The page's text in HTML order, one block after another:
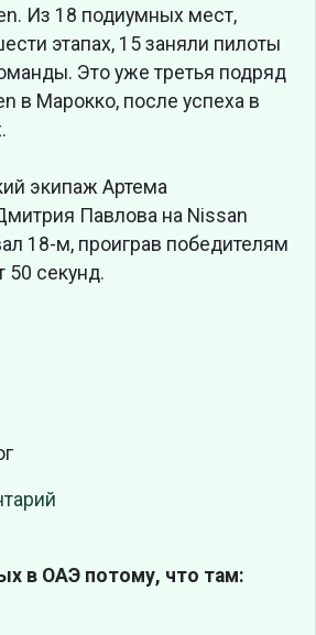
Из 18 подиумных мест,
этапах, 15 заняли пилоты
Это уже третья подряд
в Марокко, после успеха в
экипаж Артема
Павлова на Nissan
18-м, проиграв победителям
50 секунд.
в ОАЭ потому, что там: